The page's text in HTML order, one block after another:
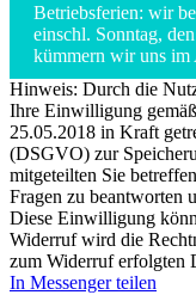
Betriebsferien: wir
einschl. Sonntag,
kümmern wir uns im
Hinweis: Durch die
Ihre Einwilligung
25.05.2018 in Kraft
(DSGVO) zur
mitgeteilten Sie
Fragen zu beantworten
Diese Einwilligung
Widerruf wird die
zum Widerruf erfolgten
In Messenger teilen